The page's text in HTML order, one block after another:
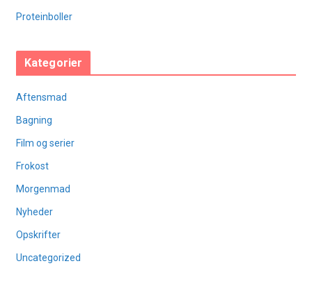
Proteinboller
Kategorier
Aftensmad
Bagning
Film og serier
Frokost
Morgenmad
Nyheder
Opskrifter
Uncategorized